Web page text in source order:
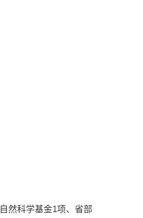
然科学基金1项、省部